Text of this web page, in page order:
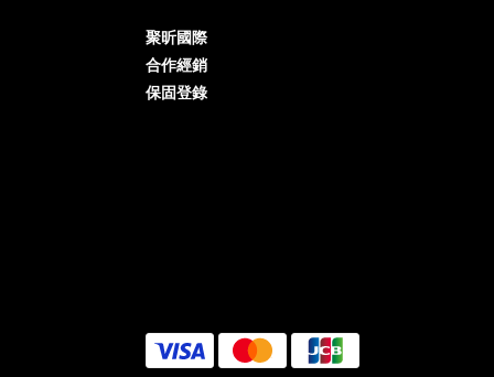
聚昕國際
合作經銷
保固登錄